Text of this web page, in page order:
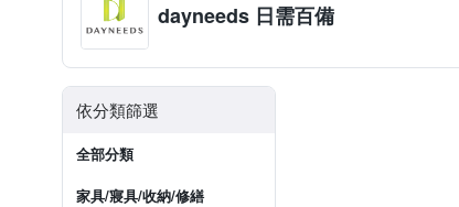
dayneeds 日需百備
依分類篩選
全部分類
家具/寢具/收納/修繕